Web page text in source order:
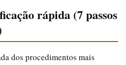
rápida (7 passos
dos procedimentos mais